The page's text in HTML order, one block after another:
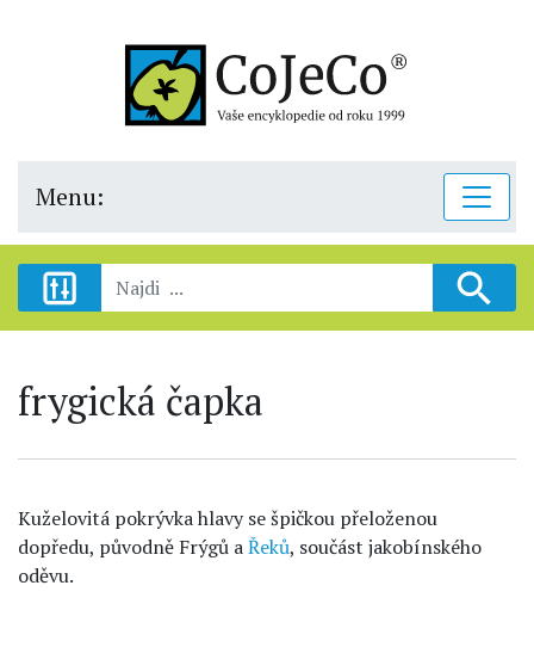
Menu:
frygická čapka
Kuželovitá pokrývka hlavy se špičkou přeloženou
dopředu, původně Frýgů aŘeků, součást jakobínského
oděvu.